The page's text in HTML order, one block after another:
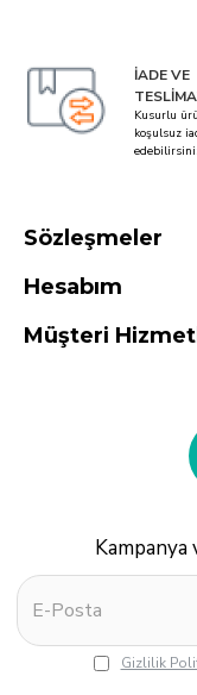
İADE VE
Kusurlu
koşulsuz
Sözleşmeler
Hesabım
Müşteri
Kampanya
Gizlilik